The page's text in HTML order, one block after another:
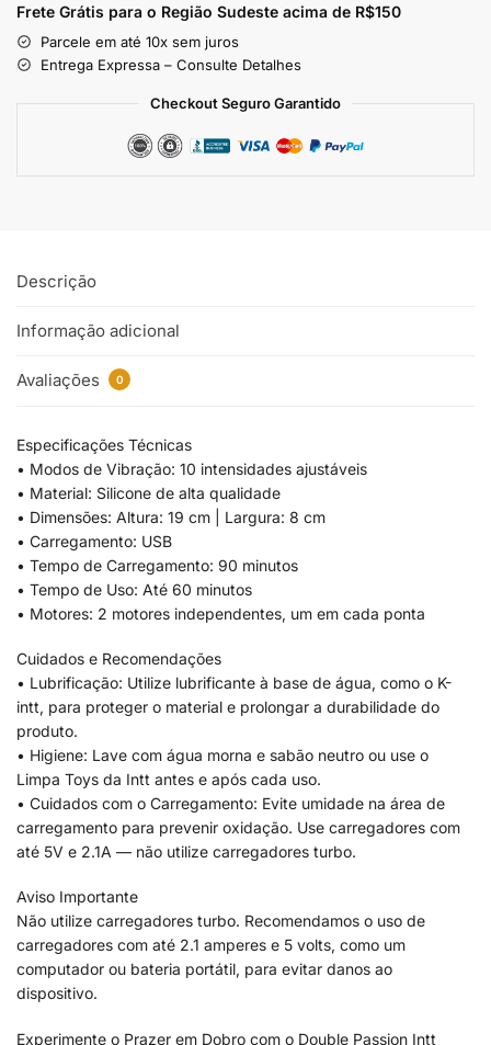
Frete Grátis para o Região Sudeste acima de R$150
Parcele em até 10x sem juros
Entrega Expressa – Consulte Detalhes
Checkout Seguro Garantido
Descrição
Informação adicional
Avaliações 0
Especificações Técnicas
• Modos de Vibração: 10 intensidades ajustáveis
• Material: Silicone de alta qualidade
• Dimensões: Altura: 19 cm | Largura: 8 cm
• Carregamento: USB
• Tempo de Carregamento: 90 minutos
• Tempo de Uso: Até 60 minutos
• Motores: 2 motores independentes, um em cada ponta
Cuidados e Recomendações
• Lubrificação: Utilize lubrificante à base de água, como o K-
intt, para proteger o material e prolongar a durabilidade do
produto.
• Higiene: Lave com água morna e sabão neutro ou use o
Limpa Toys da Intt antes e após cada uso.
• Cuidados com o Carregamento: Evite umidade na área de
carregamento para prevenir oxidação. Use carregadores com
até 5V e 2.1A — não utilize carregadores turbo.
Aviso Importante
Não utilize carregadores turbo. Recomendamos o uso de
carregadores com até 2.1 amperes e 5 volts, como um
computador ou bateria portátil, para evitar danos ao
dispositivo.
Experimente o Prazer em Dobro com o Double Passion Intt